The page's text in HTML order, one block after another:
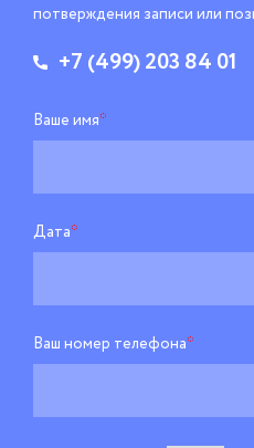
потверждения записи или
+7 (499) 203 84 01
Ваше имя*
Дата*
Ваш номер телефона*